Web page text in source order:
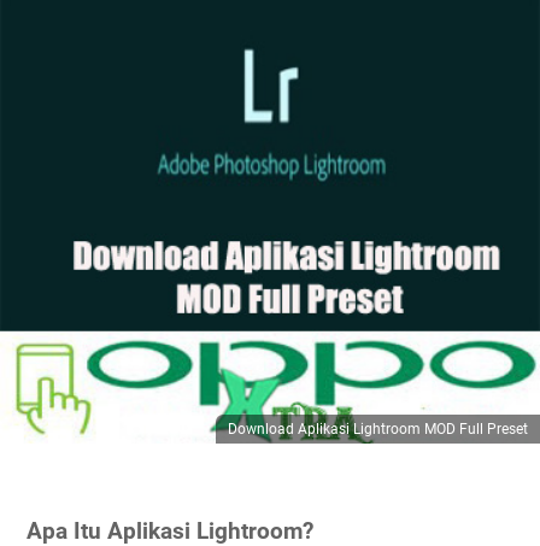
Download Aplikasi Lightroom MOD Full Preset
Apa Itu Aplikasi Lightroom?